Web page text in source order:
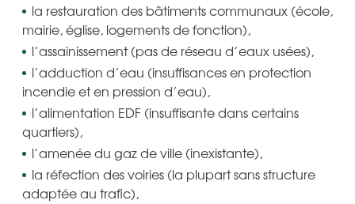
la restauration des bâtiments communaux (école,
mairie, église, logements de fonction),
l’assainissement (pas de réseau d’eaux usées),
l’adduction d’eau (insuffisances en protection
incendie et en pression d’eau),
l’alimentation EDF (insuffisante dans certains
quartiers),
l’amenée du gaz de ville (inexistante),
la réfection des voiries (la plupart sans structure
adaptée au trafic),